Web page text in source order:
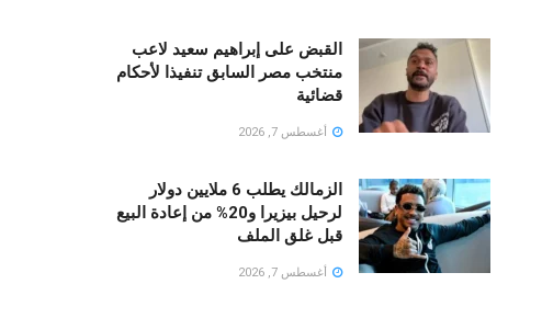
القبض على إبراهيم سعيد لاعب
منتخب مصر السابق تنفيذا لأحكام
قضائية
أغسطس 7, 2026
الزمالك يطلب 6 ملايين دولار
لرحيل بيزيرا و20% من إعادة البيع
قبل غلق الملف
أغسطس 7, 2026